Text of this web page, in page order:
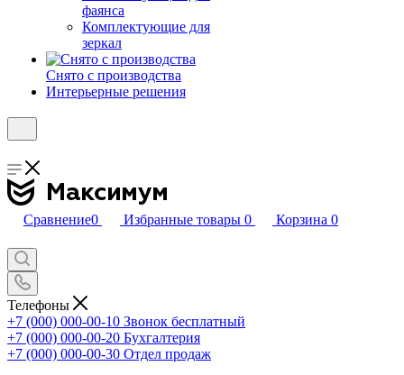
фаянса
Комплектующие для
зеркал
Снято с производства
Интерьерные решения
Сравнение0 Избранные товары 0 Корзина 0
Телефоны
+7 (000) 000-00-10 Звонок бесплатный
+7 (000) 000-00-20 Бухгалтерия
+7 (000) 000-00-30 Отдел продаж